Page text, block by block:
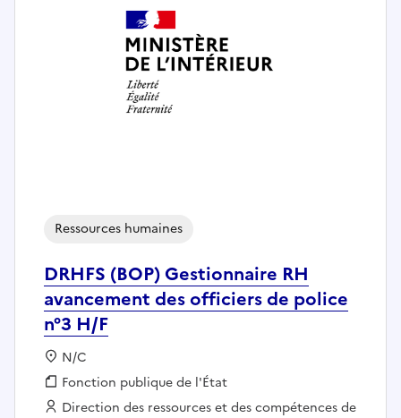
DRHFS (BOP) Gestionnaire RH
avancement des officiers de police
n°3 H/F
Ressources humaines
Localisation :
N/C
Fonction publique :
Fonction publique de l'État
Employeur :
Direction des ressources et des compétences de